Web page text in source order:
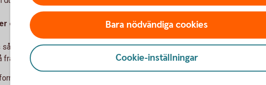
ett extra pensionssparandeför att nå din
hjälper vi dig att få koll på läget. Att förstå ditt orange
– och möjligheten att påverka din pension i tid.
från
Bara nödvändiga cookies
Cookie-inställningar